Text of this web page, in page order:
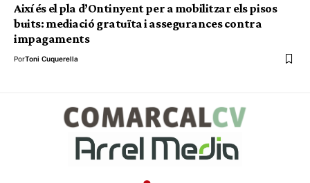
Així és el pla d’Ontinyent per a mobilitzar els pisos
buits: mediació gratuïta i assegurances contra
impagaments
PorToni Cuquerella